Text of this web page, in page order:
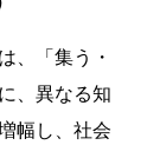
、「集う・
、異なる知
幅し、社会